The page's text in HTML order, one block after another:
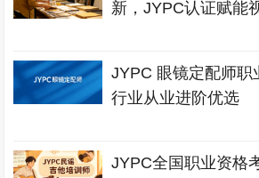
新，JYPC认证赋能
JYPC 眼镜定配师职
行业从业进阶优选
JYPC全国职业资格